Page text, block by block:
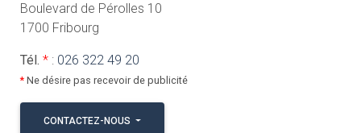
Boulevard de Pérolles 10
1700 Fribourg
Tél. *: 026 322 49 20
*Ne désire pas recevoir de publicité
CONTACTEZ-NOUS